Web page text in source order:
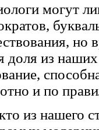
могут
но
доля из
и по
из нашего